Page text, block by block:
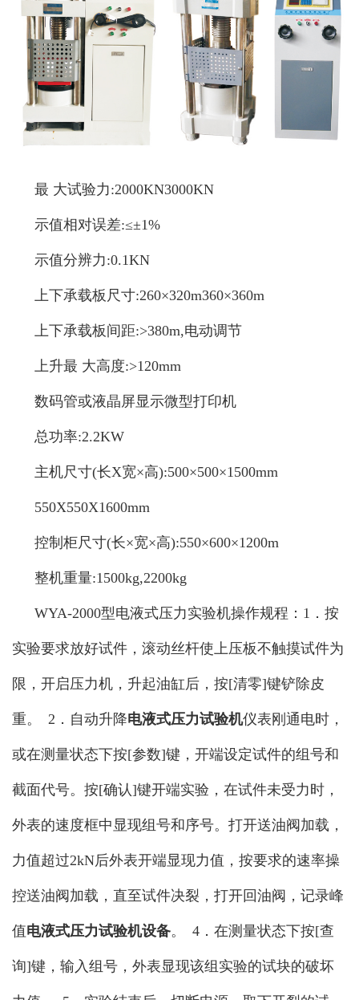
最 大试验力:2000KN3000KN
示值相对误差:≤±1%
示值分辨力:0.1KN
上下承载板尺寸:260×320m360×360m
上下承载板间距:>380m,电动调节
上升最 大高度:>120mm
数码管或液晶屏显示微型打印机
总功率:2.2KW
主机尺寸(长X宽×高):500×500×1500mm
550X550X1600mm
控制柜尺寸(长×宽×高):550×600×1200m
整机重量:1500kg,2200kg
WYA-2000型电液式压力实验机操作规程：1．按
实验要求放好试件，滚动丝杆使上压板不触摸试件为
限，开启压力机，升起油缸后，按[清零]键铲除皮
重。 2．自动升降电液式压力试验机仪表刚通电时，
或在测量状态下按[参数]键，开端设定试件的组号和
截面代号。按[确认]键开端实验，在试件未受力时，
外表的速度框中显现组号和序号。打开送油阀加载，
力值超过2kN后外表开端显现力值，按要求的速率操
控送油阀加载，直至试件决裂，打开回油阀，记录峰
值电液式压力试验机设备。 4．在测量状态下按[查
询]键，输入组号，外表显现该组实验的试块的破坏